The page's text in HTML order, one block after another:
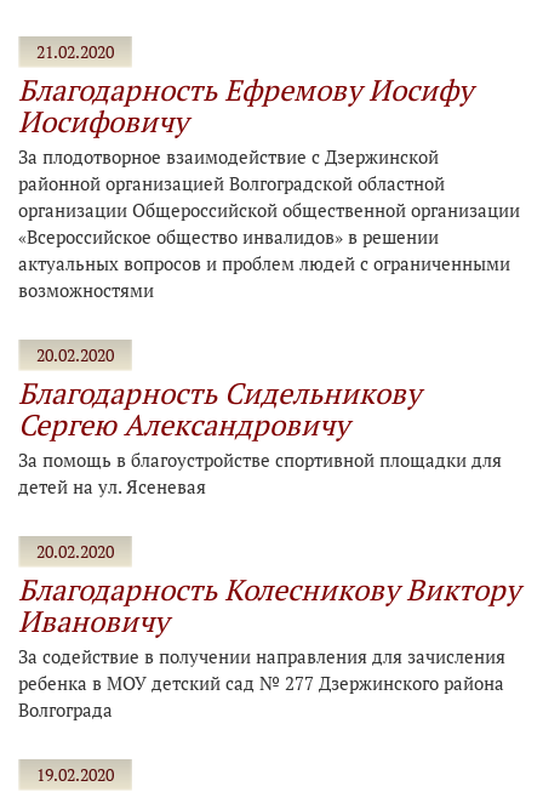
21.02.2020
Благодарность Ефремову Иосифу
Иосифовичу
За плодотворное взаимодействие с Дзержинской
районной организацией Волгоградской областной
организации Общероссийской общественной организации
«Всероссийское общество инвалидов» в решении
актуальных вопросов и проблем людей с ограниченными
возможностями
20.02.2020
Благодарность Сидельникову
Сергею Александровичу
За помощь в благоустройстве спортивной площадки для
детей на ул. Ясеневая
20.02.2020
Благодарность Колесникову Виктору
Ивановичу
За содействие в получении направления для зачисления
ребенка в МОУ детский сад № 277 Дзержинского района
Волгограда
19.02.2020